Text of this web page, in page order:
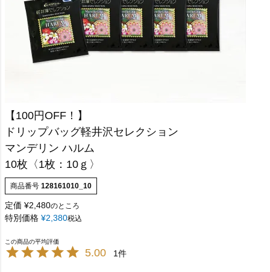
【100円OFF！】
ドリップバッグ軽井沢セレクション
マンデリン ハルム
10枚〈1枚：10ｇ〉
商品番号 128161010_10
定価 ¥2,480のところ
特別価格 ¥2,380税込
5.00 1